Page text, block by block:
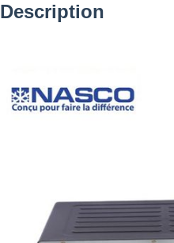
Description